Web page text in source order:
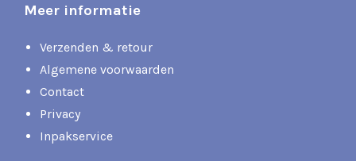
Meer informatie
Verzenden & retour
Algemene voorwaarden
Contact
Privacy
Inpakservice